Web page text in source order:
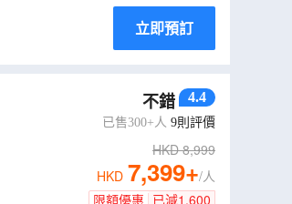
立即預訂
不錯 4.4
已售300+人 9則評價
HKD8,999
HKD 7,399+/人
限額優惠 已減1,600